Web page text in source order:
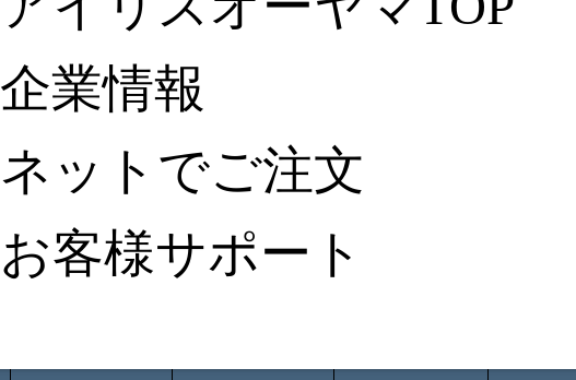
企業情報
ネットでご注文
お客様サポート